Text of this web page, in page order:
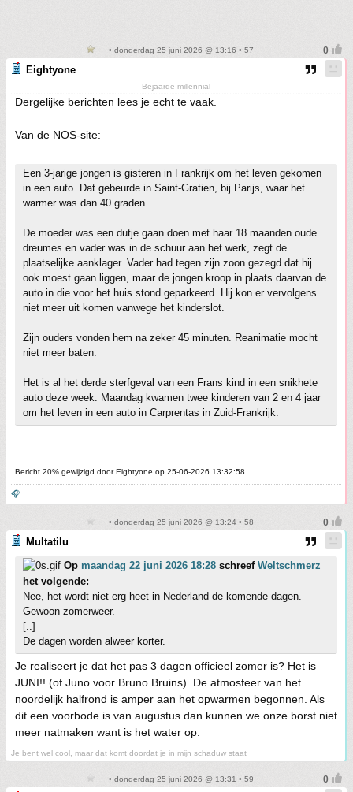
• donderdag 25 juni 2026 @ 13:16 • 57
Eightyone
Bejaarde millennial
Dergelijke berichten lees je echt te vaak.
Van de NOS-site:
Een 3-jarige jongen is gisteren in Frankrijk om het leven gekomen
in een auto. Dat gebeurde in Saint-Gratien, bij Parijs, waar het
warmer was dan 40 graden.
De moeder was een dutje gaan doen met haar 18 maanden oude
dreumes en vader was in de schuur aan het werk, zegt de
plaatselijke aanklager. Vader had tegen zijn zoon gezegd dat hij
ook moest gaan liggen, maar de jongen kroop in plaats daarvan de
auto in die voor het huis stond geparkeerd. Hij kon er vervolgens
niet meer uit komen vanwege het kinderslot.
Zijn ouders vonden hem na zeker 45 minuten. Reanimatie mocht
niet meer baten.
Het is al het derde sterfgeval van een Frans kind in een snikhete
auto deze week. Maandag kwamen twee kinderen van 2 en 4 jaar
om het leven in een auto in Carprentas in Zuid-Frankrijk.
Bericht 20% gewijzigd door Eightyone op 25-06-2026 13:32:58
🎧
• donderdag 25 juni 2026 @ 13:24 • 58
Multatilu
Op maandag 22 juni 2026 18:28 schreef Weltschmerz
het volgende:
Nee, het wordt niet erg heet in Nederland de komende dagen.
Gewoon zomerweer.
[..]
De dagen worden alweer korter.
Je realiseert je dat het pas 3 dagen officieel zomer is? Het is
JUNI!! (of Juno voor Bruno Bruins). De atmosfeer van het
noordelijk halfrond is amper aan het opwarmen begonnen. Als
dit een voorbode is van augustus dan kunnen we onze borst niet
meer natmaken want is het water op.
Je bent wel cool, maar dat komt doordat je in mijn schaduw staat
• donderdag 25 juni 2026 @ 13:31 • 59